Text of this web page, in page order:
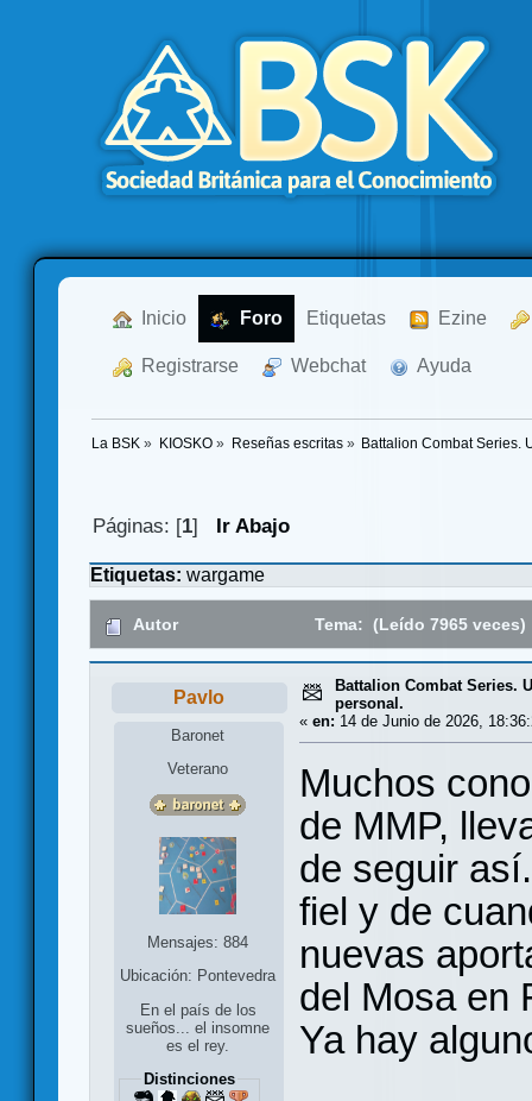
Inicio Foro Etiquetas Ezine
Registrarse Webchat Ayuda
La BSK » KIOSKO» Reseñas escritas» Battalion Combat Series.
Páginas: [1] Ir Abajo
Etiquetas: wargame
Autor Tema: (Leído 7965 veces)
Pavlo
Baronet
Veterano
Mensajes: 884
Ubicación: Pontevedra
En el país de los
sueños... el insomne
es el rey.
Distinciones
Battalion Combat Series.
personal.
« en: 14 de Junio de 2026,
Muchos
de MMP,
de seguir
fiel y de
nuevas
del Mosa en
Ya hay